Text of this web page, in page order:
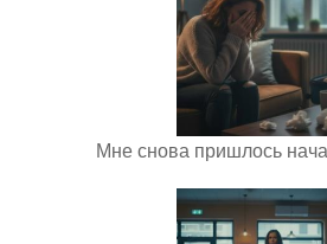
Мне снова пришлось